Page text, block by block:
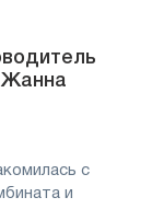
Жанна
с
и